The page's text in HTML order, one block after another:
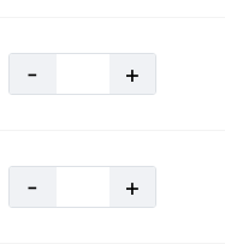
- +
- +